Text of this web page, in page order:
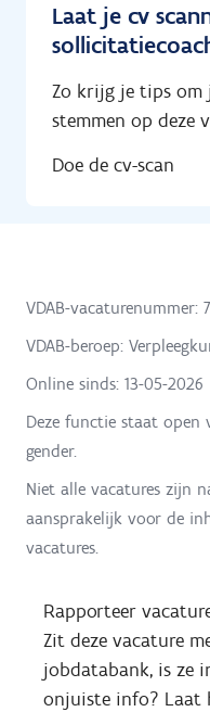
Laat je cv
Zo krijg je tips om
stemmen op deze
Doe de cv-scan
VDAB-vacaturenummer:
VDAB-beroep:
Online sinds: 13-05-2026
Deze functie staat open
gender.
Niet alle vacatures zijn
aansprakelijk voor de
vacatures.
Rapporteer
Zit deze vacature
jobdatabank, is ze
onjuiste info? Laat